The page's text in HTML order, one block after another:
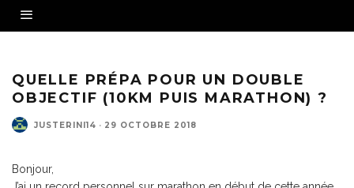
QUELLE PRÉPA POUR UN DOUBLE
OBJECTIF (10KM PUIS MARATHON) ?
JUSTERINI14 · 29 OCTOBRE 2018
Bonjour,